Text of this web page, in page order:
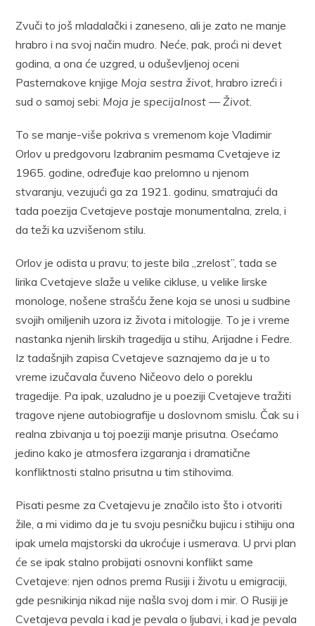
Zvuči to još mladalački i zaneseno, ali je zato ne manje
hrabro i na svoj način mudro. Neće, pak, proći ni devet
godina, a ona će uzgred, u oduševljenoj oceni
Pasternakove knjige Moja sestra život , hrabro izreći i
sud o samoj sebi: Moja je specijalnost — Život
To se manje-više pokriva s vremenom koje Vladimir
Orlov u predgovoru Izabranim pesmama Cvetajeve iz
1965. godine, određuje kao prelomno u njenom
stvaranju, vezujući ga za 1921. godinu, smatrajući da
tada poezija Cvetajeve postaje monumentalna, zrela, i
da teži ka uzvišenom stilu.
Orlov je odista u pravu; to jeste bila „zrelost”, tada se
lirika Cvetajeve slaže u velike cikluse, u velike lirske
monologe, nošene strašću žene koja se unosi u sudbine
svojih omiljenih uzora iz života i mitologije. To je i vreme
nastanka njenih lirskih tragedija u stihu, Arijadne i Fedre.
Iz tadašnjih zapisa Cvetajeve saznajemo da je u to
vreme izučavala čuveno Ničeovo delo o poreklu
tragedije. Pa ipak, uzaludno je u poeziji Cvetajeve tražiti
tragove njene autobiografije u doslovnom smislu. Čak su i
realna zbivanja u toj poeziji manje prisutna. Osećamo
jedino kako je atmosfera izgaranja i dramatične
konfliktnosti stalno prisutna u tim stihovima.
Pisati pesme za Cvetajevu je značilo isto što i otvoriti
žile, a mi vidimo da je tu svoju pesničku bujicu i stihiju ona
ipak umela majstorski da ukroćuje i usmerava. U prvi plan
će se ipak stalno probijati osnovni konflikt same
Cvetajeve: njen odnos prema Rusiji i životu u emigraciji,
gde pesnikinja nikad nije našla svoj dom i mir. O Rusiji je
Cvetajeva pevala i kad je pevala o ljubavi, i kad je pevala